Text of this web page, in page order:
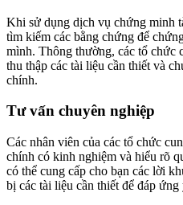
Khi sử dụng dịch vụ chứng minh
tìm kiếm các bằng chứng để
mình. Thông thường, các tổ chức
thu thập các tài liệu cần thiết và
chính.
Tư vấn chuyên nghiệp
Các nhân viên của các tổ chức
chính có kinh nghiệm và hiểu rõ
có thể cung cấp cho bạn các lời
bị các tài liệu cần thiết để đáp